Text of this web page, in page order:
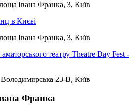
Івана Франка, 3, Київ
в Києві
Івана Франка, 3, Київ
театру Theatre Day Fest -
Володимирська 23-В, Київ
Франка